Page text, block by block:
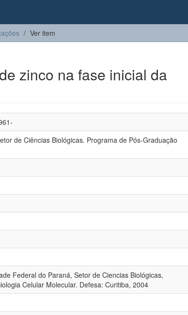
Ver item
zinco na fase inicial da
de Ciências Biológicas. Programa de Pós-Graduação
Federal do Paraná, Setor de Ciencias Biológicas,
Celular Molecular. Defesa: Curitiba, 2004